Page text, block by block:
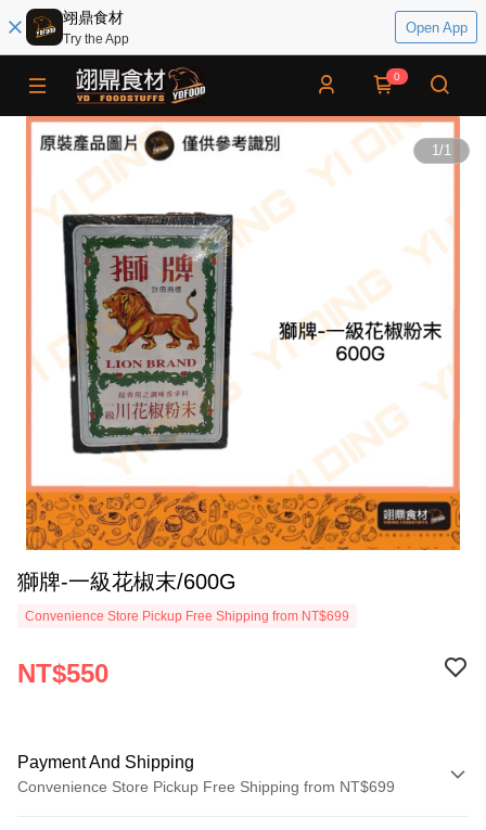
翊鼎食材
Try the App
Open App
0
1/1
獅牌-一級花椒末/600G
Convenience Store Pickup Free Shipping from NT$699
NT$550
Payment And Shipping
Convenience Store Pickup Free Shipping from NT$699